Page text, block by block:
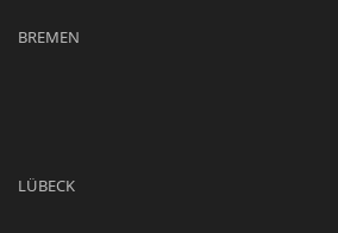
BREMEN
LÜBECK